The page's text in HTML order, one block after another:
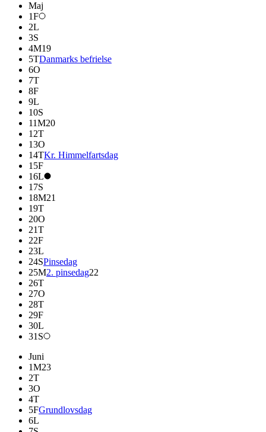
Maj
1F
2L
3S
4M19
5TDanmarks befrielse
6O
7T
8F
9L
10S
11M20
12T
13O
14TKr. Himmelfartsdag
15F
16L
17S
18M21
19T
20O
21T
22F
23L
24SPinsedag
25M2. pinsedag22
26T
27O
28T
29F
30L
31S
Juni
1M23
2T
3O
4T
5FGrundlovsdag
6L